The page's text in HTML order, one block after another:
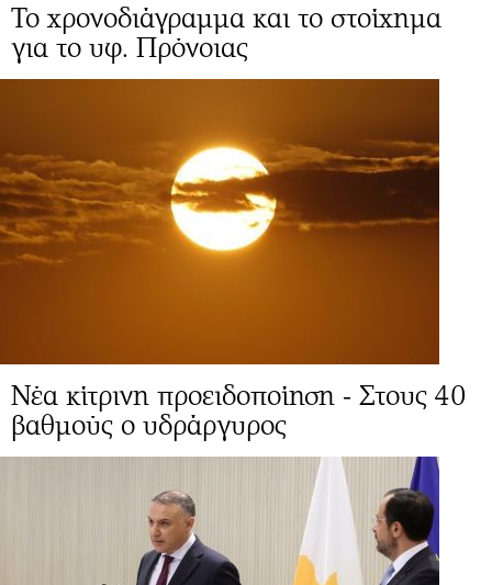
Το χρονοδιάγραμμα και το στοίχημα
για το υφ. Πρόνοιας
Νέα κίτρινη προειδοποίηση - Στους 40
βαθμούς ο υδράργυρος